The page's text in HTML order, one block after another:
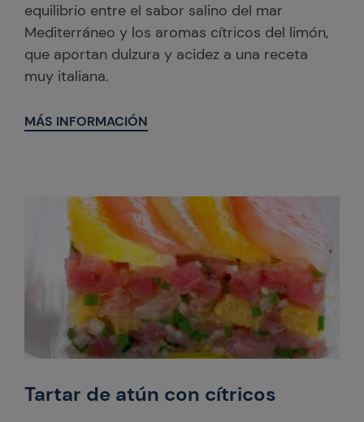
equilibrio entre el sabor salino del mar
Mediterráneo y los aromas cítricos del limón,
que aportan dulzura y acidez a una receta
muy italiana.
MÁS INFORMACIÓN
Tartar de atún con cítricos